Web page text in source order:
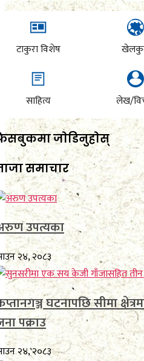
टाकुरा विशेष
साहित्य लेख/
जाेडिनुहाेस्
समाचार
उपत्यका
२४, २०८३
घटनापछि सीमा
पक्राउ
२४, २०८३